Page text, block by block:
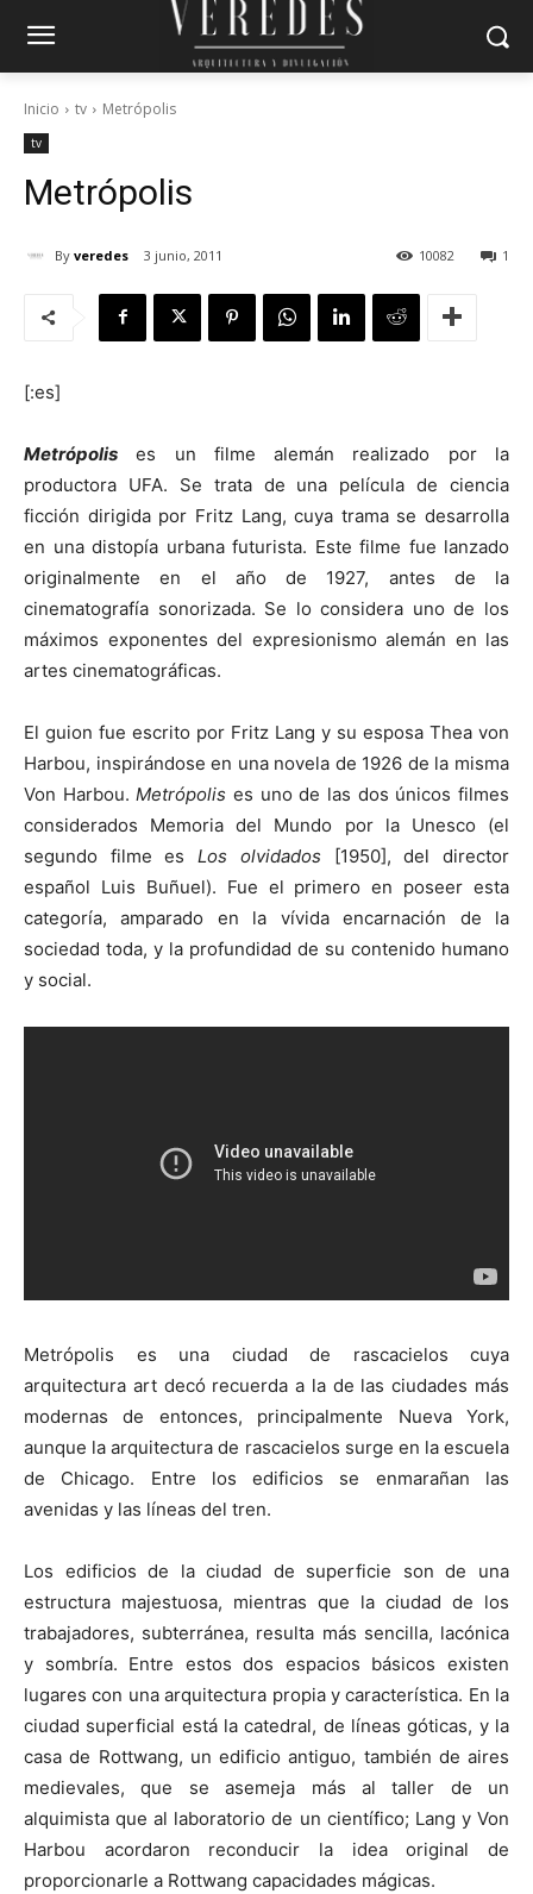
Inicio tv Metrópolis
tv
Metrópolis
By veredes 3 junio, 2011 1
10082
[:es]
Metrópolis es un filme alemán realizado por la
productora UFA. Se trata de una película de ciencia
ficción dirigida por Fritz Lang, cuya trama se desarrolla
en una distopía urbana futurista. Este filme fue lanzado
originalmente en el año de 1927, antes de la
cinematografía sonorizada. Se lo considera uno de los
máximos exponentes del expresionismo alemán en las
artes cinematográficas.
El guion fue escrito por Fritz Lang y su esposa Thea von
Harbou, inspirándose en una novela de 1926 de la misma
Von Harbou.Metrópolis es uno de las dos únicos filmes
considerados Memoria del Mundo por la Unesco (el
segundo filme esLos olvidados [1950], del director
español Luis Buñuel). Fue el primero en poseer esta
categoría, amparado en la vívida encarnación de la
sociedad toda, y la profundidad de su contenido humano
y social.
Metrópolis es una ciudad de rascacielos cuya
arquitectura art decó recuerda a la de las ciudades más
modernas de entonces, principalmente Nueva York,
aunque la arquitectura de rascacielos surge en la escuela
de Chicago. Entre los edificios se enmarañan las
avenidas y las líneas del tren.
Los edificios de la ciudad de superficie son de una
estructura majestuosa, mientras que la ciudad de los
trabajadores, subterránea, resulta más sencilla, lacónica
y sombría. Entre estos dos espacios básicos existen
lugares con una arquitectura propia y característica. En la
ciudad superficial está la catedral, de líneas góticas, y la
casa de Rottwang, un edificio antiguo, también de aires
medievales, que se asemeja más al taller de un
alquimista que al laboratorio de un científico; Lang y Von
Harbou acordaron reconducir la idea original de
proporcionarle a Rottwang capacidades mágicas.